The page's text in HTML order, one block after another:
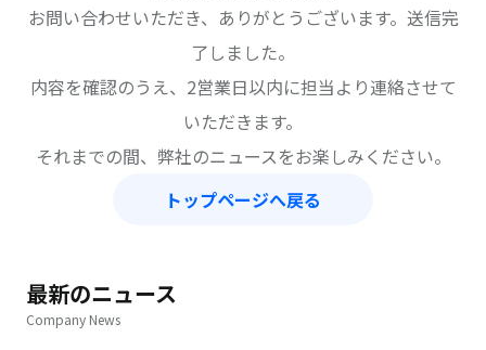
お問い合わせいただき、ありがとうございます。送信完
了しました。
内容を確認のうえ、2営業日以内に担当より連絡させて
いただきます。
それまでの間、弊社のニュースをお楽しみください。
トップページへ戻る
最新のニュース
Company News